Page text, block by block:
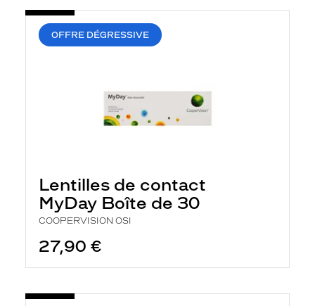
OFFRE DÉGRESSIVE
Lentilles de contact
MyDay Boîte de 30
COOPERVISION OSI
27,90 €